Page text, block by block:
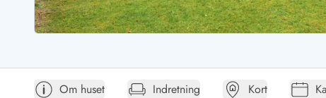
Esmark RejsecurityEsmark KidsVIPEsmark VIP partnerfordeleFordele
Om huset Indretning Kort